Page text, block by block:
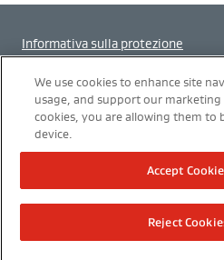
Informativa sulla protezione
Impostazione dei cookie
Termini di utilizzo
Modern Slavery Act Transparency
Politica Integrata
We use cookies to enhance site
usage, and support our
cookies, you are allowing them to
device.
Reject
Accept